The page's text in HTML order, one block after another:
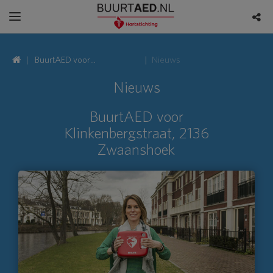
BuurtAED voor
Klinkenbergstraat, 2136
Nieuws
Nieuws
BuurtAED voor
Klinkenbergstraat, 2136
Zwaanshoek